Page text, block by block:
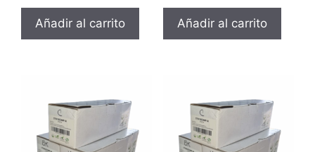
Añadir al carrito Añadir al carrito